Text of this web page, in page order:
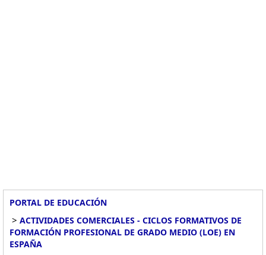
PORTAL DE EDUCACIÓN
> ACTIVIDADES COMERCIALES - CICLOS FORMATIVOS DE
FORMACIÓN PROFESIONAL DE GRADO MEDIO (LOE) EN
ESPAÑA